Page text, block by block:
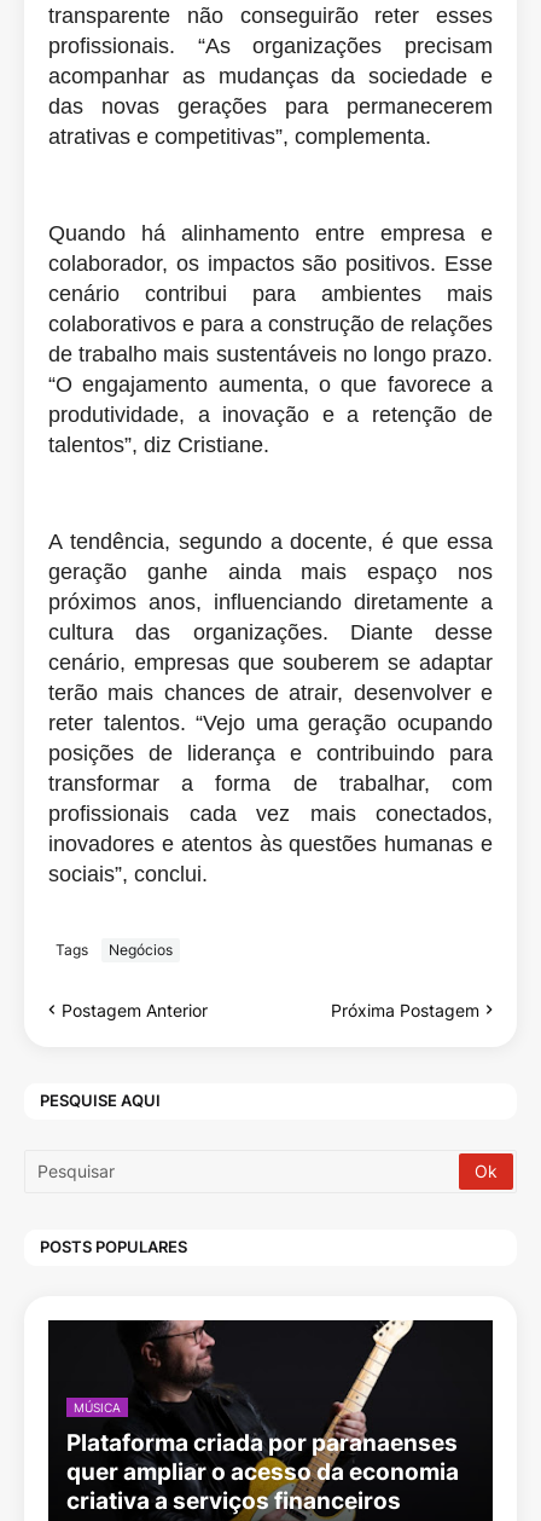
transparente não conseguirão reter esses
profissionais. “As organizações precisam
acompanhar as mudanças da sociedade e
das novas gerações para permanecerem
atrativas e competitivas”, complementa.
Quando há alinhamento entre empresa e
colaborador, os impactos são positivos. Esse
cenário contribui para ambientes mais
colaborativos e para a construção de relações
de trabalho mais sustentáveis no longo prazo.
“O engajamento aumenta, o que favorece a
produtividade, a inovação e a retenção de
talentos”, diz Cristiane.
A tendência, segundo a docente, é que essa
geração ganhe ainda mais espaço nos
próximos anos, influenciando diretamente a
cultura das organizações. Diante desse
cenário, empresas que souberem se adaptar
terão mais chances de atrair, desenvolver e
reter talentos. “Vejo uma geração ocupando
posições de liderança e contribuindo para
transformar a forma de trabalhar, com
profissionais cada vez mais conectados,
inovadores e atentos às questões humanas e
sociais”, conclui.
Tags Negócios
Postagem Anterior Próxima Postagem
PESQUISE AQUI
POSTS POPULARES
MÚSICA
Plataforma criada por paranaenses
quer ampliar o acesso da economia
criativa a serviços financeiros